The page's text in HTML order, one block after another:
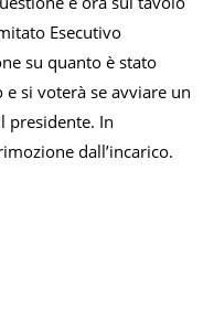
Esecutivo
su quanto è stato
si voterà se avviare un
presidente. In
dall’incarico.